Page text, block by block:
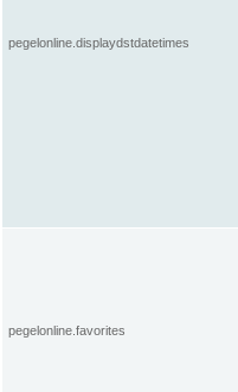
pegelonline.displaydstdatetimes
pegelonline.favorites